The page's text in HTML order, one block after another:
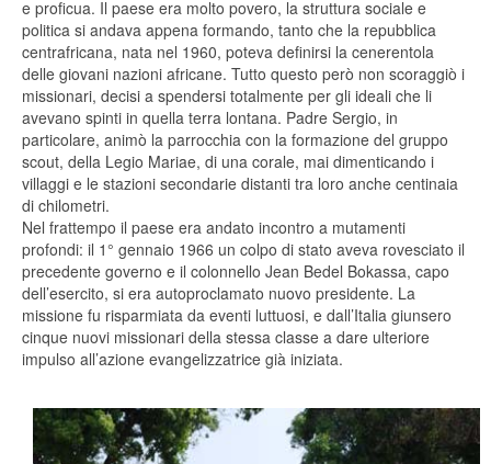
e proficua. Il paese era molto povero, la struttura sociale e
politica si andava appena formando, tanto che la repubblica
centrafricana, nata nel 1960, poteva definirsi la cenerentola
delle giovani nazioni africane. Tutto questo però non scoraggiò i
missionari, decisi a spendersi totalmente per gli ideali che li
avevano spinti in quella terra lontana. Padre Sergio, in
particolare, animò la parrocchia con la formazione del gruppo
scout, della Legio Mariae, di una corale, mai dimenticando i
villaggi e le stazioni secondarie distanti tra loro anche centinaia
di chilometri.
Nel frattempo il paese era andato incontro a mutamenti
profondi: il 1° gennaio 1966 un colpo di stato aveva rovesciato il
precedente governo e il colonnello Jean Bedel Bokassa, capo
dell’esercito, si era autoproclamato nuovo presidente. La
missione fu risparmiata da eventi luttuosi, e dall’Italia giunsero
cinque nuovi missionari della stessa classe a dare ulteriore
impulso all’azione evangelizzatrice già iniziata.